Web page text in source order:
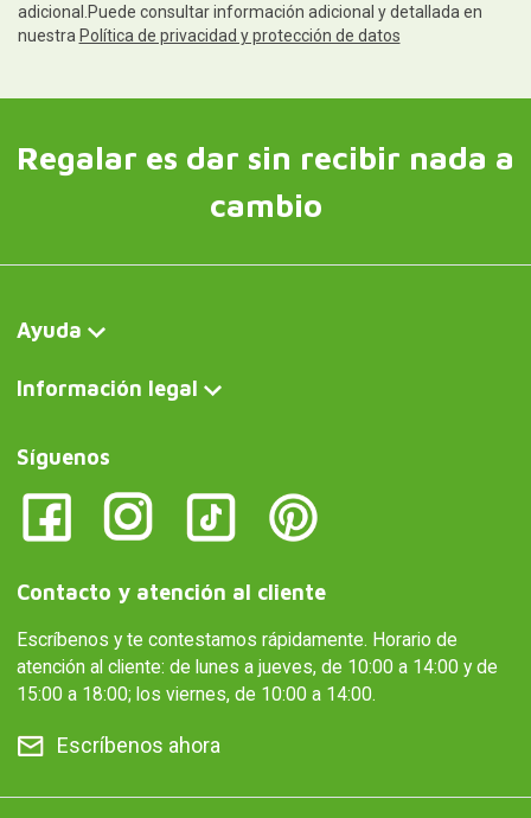
adicional.Puede consultar información adicional y detallada en
nuestra Política de privacidad y protección de datos
Regalar es dar sin recibir nada a
cambio
Ayuda
Información legal
Síguenos
Contacto y atención al cliente
Escríbenos y te contestamos rápidamente. Horario de
atención al cliente: de lunes a jueves, de 10:00 a 14:00 y de
15:00 a 18:00; los viernes, de 10:00 a 14:00.
Escríbenos ahora